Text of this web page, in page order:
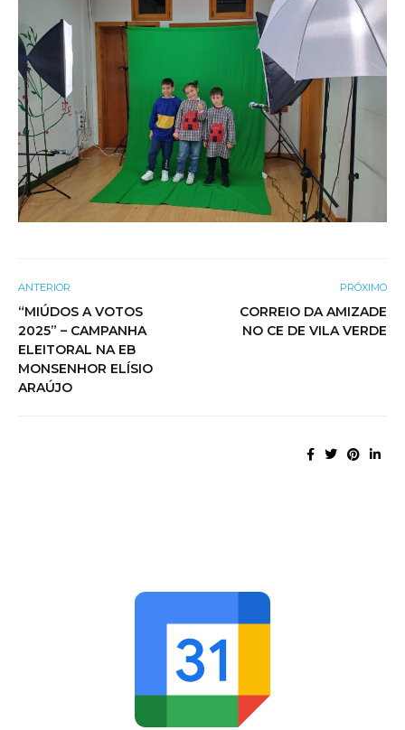
ANTERIOR
“MIÚDOS A VOTOS
2025” – CAMPANHA
ELEITORAL NA EB
MONSENHOR ELÍSIO
ARAÚJO
PRÓXIMO
CORREIO DA AMIZADE
NO CE DE VILA VERDE